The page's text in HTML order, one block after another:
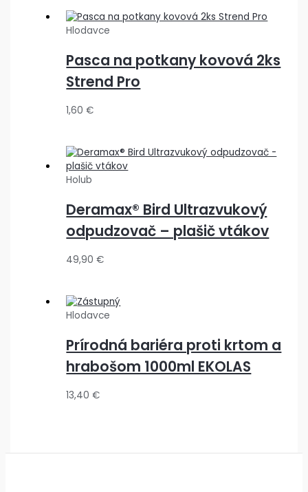
Hlodavce
Pasca na potkany kovová 2ks
Strend Pro
1,60€
Holub
Deramax® Bird Ultrazvukový
odpudzovač – plašič vtákov
49,90€
Hlodavce
Prírodná bariéra proti krtom a
hrabošom 1000ml EKOLAS
13,40€